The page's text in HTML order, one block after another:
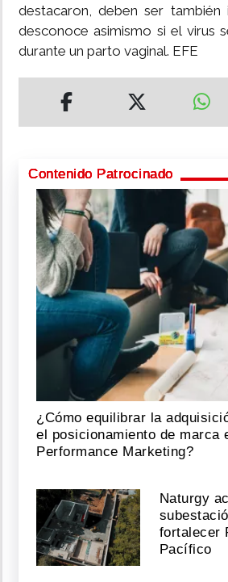
destacaron, deben ser también
desconoce asimismo si el virus
durante un parto vaginal. EFE
Contenido Patrocinado
¿Cómo equilibrar la
el posicionamiento de marca
Performance Marketing?
Naturgy
fortalecer
Pacífico